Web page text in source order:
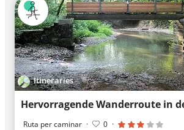
Itineraries
Ruta per caminar · 0 ·